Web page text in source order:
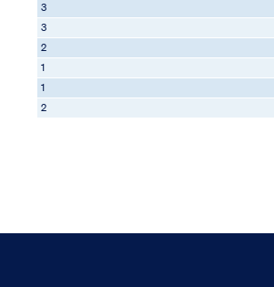
3
3
2
1
1
2